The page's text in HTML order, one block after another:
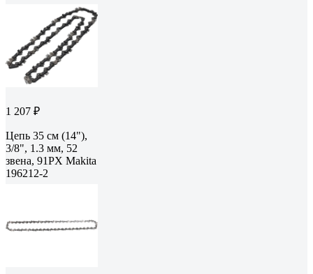
1 207 ₽
Цепь 35 см (14"),
3/8", 1.3 мм, 52
звена, 91PX Makita
196212-2